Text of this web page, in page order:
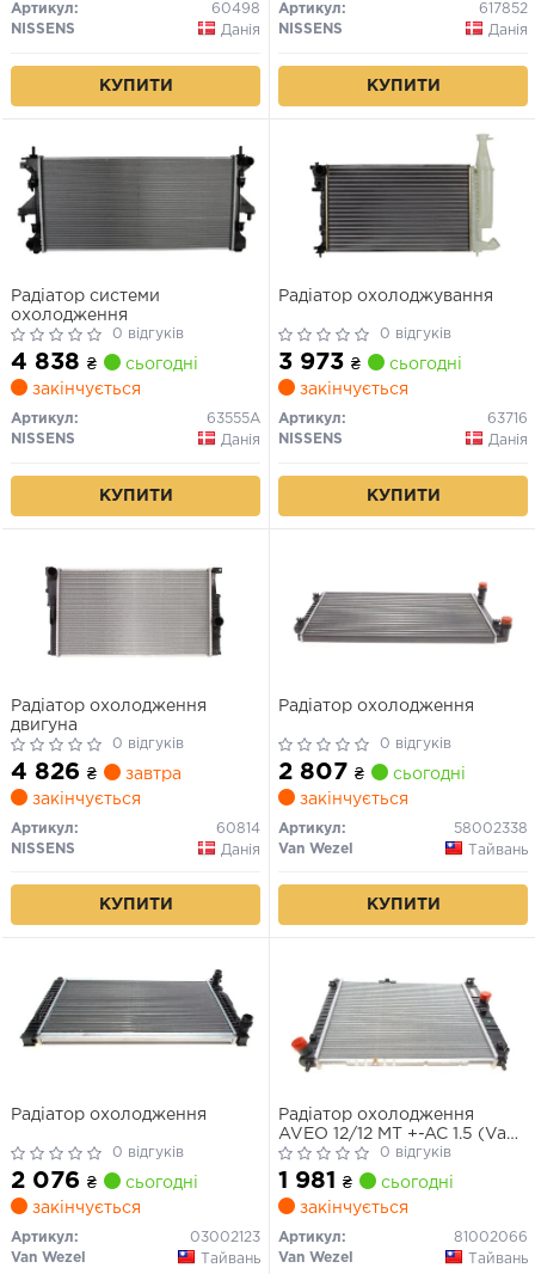
Артикул:
60498
NISSENS
Данія
КУПИТИ
Артикул:
617852
NISSENS
Данія
КУПИТИ
Радіатор системи
охолодження
0 відгуків
4 838 ₴
сьогодні
закінчується
Артикул:
63555A
NISSENS
Данія
КУПИТИ
Радіатор охолоджування
0 відгуків
3 973 ₴
сьогодні
закінчується
Артикул:
63716
NISSENS
Данія
КУПИТИ
Радіатор охолодження
двигуна
0 відгуків
4 826 ₴
завтра
закінчується
Артикул:
60814
NISSENS
Данія
КУПИТИ
Радіатор охолодження
0 відгуків
2 807 ₴
сьогодні
закінчується
Артикул:
58002338
Van Wezel
Тайвань
КУПИТИ
Радіатор охолодження
0 відгуків
2 076 ₴
сьогодні
закінчується
Артикул:
03002123
Van Wezel
Тайвань
Радіатор охолодження
AVEO 12/12 MT +-AC 1.5 (Van
Wezel)
0 відгуків
1 981 ₴
сьогодні
закінчується
Артикул:
81002066
Van Wezel
Тайвань